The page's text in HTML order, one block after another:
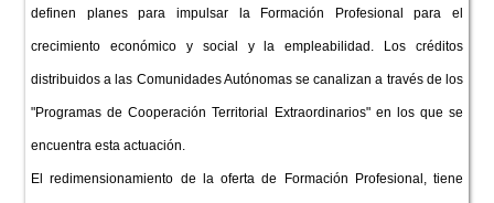
definen planes para impulsar la Formación Profesional para el
crecimiento económico y social y la empleabilidad. Los créditos
distribuidos a las Comunidades Autónomas se canalizan a través de los
"Programas de Cooperación Territorial Extraordinarios" en los que se
encuentra esta actuación.
El redimensionamiento de la oferta de Formación Profesional, tiene